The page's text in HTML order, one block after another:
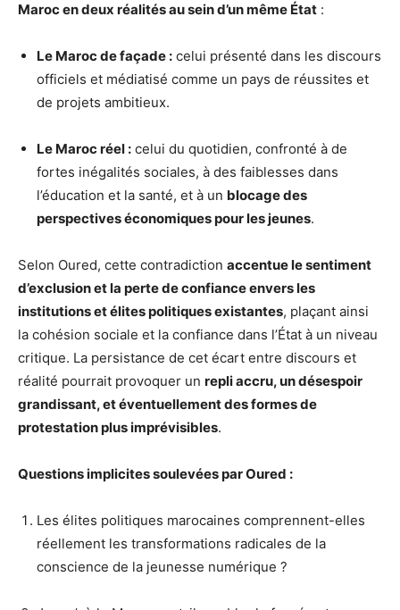
Maroc en deux réalités au sein d’un même État :
Le Maroc de façade : celui présenté dans les discours
officiels et médiatisé comme un pays de réussites et
de projets ambitieux.
Le Maroc réel : celui du quotidien, confronté à de
fortes inégalités sociales, à des faiblesses dans
l’éducation et la santé, et à un blocage des
perspectives économiques pour les jeunes.
Selon Oured, cette contradiction accentue le sentiment
d’exclusion et la perte de confiance envers les
institutions et élites politiques existantes, plaçant ainsi
la cohésion sociale et la confiance dans l’État à un niveau
critique. La persistance de cet écart entre discours et
réalité pourrait provoquer un repli accru, un désespoir
grandissant, et éventuellement des formes de
protestation plus imprévisibles.
Questions implicites soulevées par Oured :
Les élites politiques marocaines comprennent-elles
réellement les transformations radicales de la
conscience de la jeunesse numérique ?